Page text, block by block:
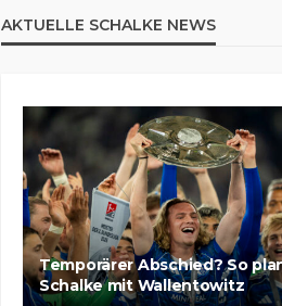
AKTUELLE SCHALKE NEWS
Temporärer Abschied? So
Schalke mit Wallentowitz